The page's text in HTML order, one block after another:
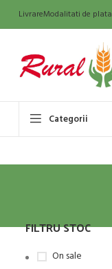
LivrareModalitati de plata
Categorii
FILTRU STOC
On sale